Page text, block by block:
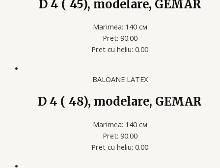
D 4 ( 45), modelare, GEMAR
Marimea: 140 см
Pret: 90.00
Pret cu heliu: 0.00
BALOANE LATEX
D 4 ( 48), modelare, GEMAR
Marimea: 140 см
Pret: 90.00
Pret cu heliu: 0.00